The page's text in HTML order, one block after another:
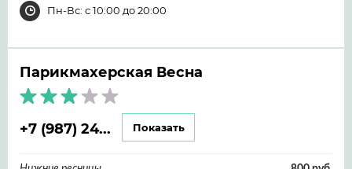
Пн-Вс: с 10:00 до 20:00
Парикмахерская Весна
+7 (987) 24... Показать